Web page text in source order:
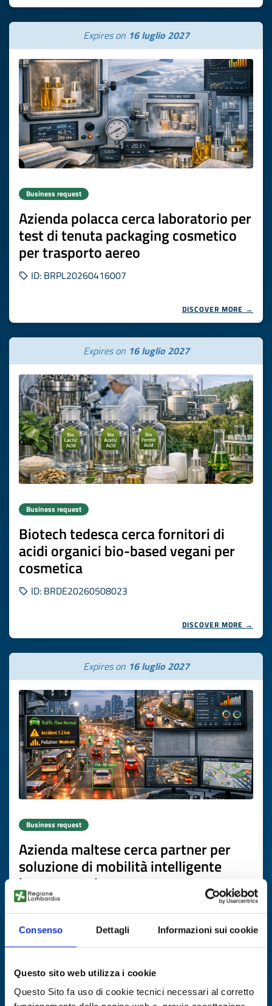
Consenso Dettagli Informazioni sui cookie
Questo sito web utilizza i cookie
Questo Sito fa uso di cookie tecnici necessari al corretto
Expires on 16 luglio 2027
Business request
Azienda polacca cerca laboratorio per
test di tenuta packaging cosmetico
per trasporto aereo
ID: BRPL20260416007
DISCOVER MORE →
Expires on 16 luglio 2027
Business request
Biotech tedesca cerca fornitori di
acidi organici bio-based vegani per
cosmetica
ID: BRDE20260508023
DISCOVER MORE →
Expires on 16 luglio 2027
Business request
Azienda maltese cerca partner per
soluzione di mobilità intelligente
basata su telecamere
ID: BRMT20260504027